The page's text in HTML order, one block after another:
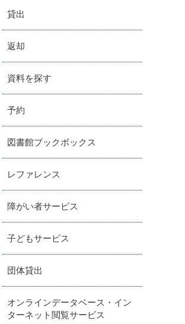
貸出
返却
資料を探す
予約
図書館ブックボックス
レファレンス
障がい者サービス
子どもサービス
団体貸出
オンラインデータベース・イン
ターネット閲覧サービス